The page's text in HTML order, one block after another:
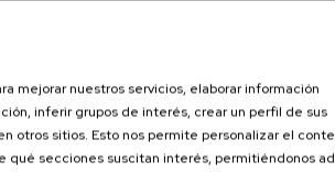
al consumo deben
por ambas partes. El
de esta obligación
a indicar en el
decir, el coste total del
mejorar nuestros servicios, elaborar información
inferir grupos de interés, crear un perfil de sus
otros sitios. Esto nos permite personalizar el
qué secciones suscitan interés, permitiéndonos